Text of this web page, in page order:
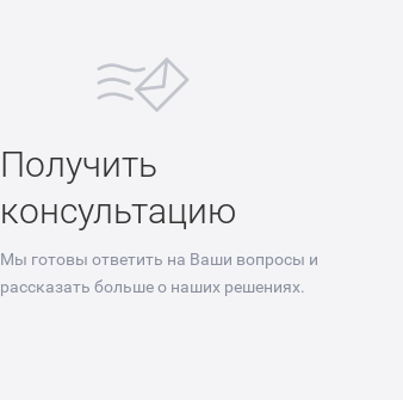
Получить
консультацию
Мы готовы ответить на Ваши вопросы и
рассказать больше о наших решениях.